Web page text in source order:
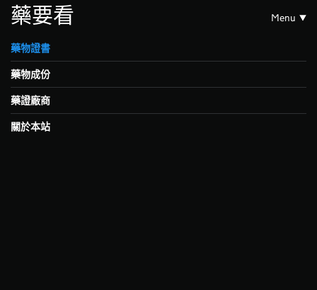
藥要看 Menu
藥物證書
藥物成份
藥證廠商
關於本站